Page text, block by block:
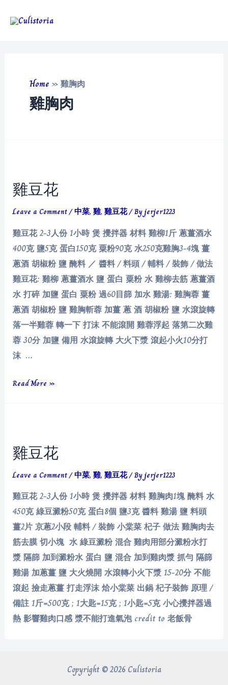
Home »雞胸肉
雞胸肉
雞豆花
Leave a Comment/中菜,雞,雞豆花/ Byjerjer1223
雞豆花 2-3人份 1小時 煲 攪拌器 材料 雞柳1斤 蔥薑酒水
400克 鹽5克 蛋白150克 粟粉90克 水250克雞胸3-4塊 薑
蔥酒 胡椒粉 鹽 醃料 ／ 醬料 / 料頭 / 輔料 / 裝飾 / 做法
雞豆花: 雞柳 蔥薑酒水 鹽 蛋白 粟粉 水 雞柳去筋 蔥薑酒
水 打碎 加鹽 蛋白 粟粉 過60目篩 加水 雞湯: 雞胸蓉 薑
蔥酒 胡椒粉 鹽 雞胸斬蓉 加薑 蔥 酒 胡椒粉 鹽 水滾旋轉
落一半雞蓉 轉一下 打沫 不能滾開 雞蓉浮起 落第二次雞
蓉 30分 加鹽 備用 水滾旋轉 大火下漿 滾起小火10分打
沫 …
雞
Read More »
雞豆花
Leave a Comment/中菜,雞,雞豆花/ Byjerjer1223
雞豆花 2-3人份 1小時 煲 攪拌器 材料 雞胸肉1塊 醃料 水
450克 綠豆澱粉50克 蛋白8個 鹽3克 醬料 雞湯 鹽 料頭
薑2片 京蔥2小段 輔料 / 裝飾 小棠菜 杞子 做法 雞胸肉去
筋去膜 切小塊 水 綠豆澱粉 混合 雞肉用部分澱粉水打
漿 隔篩 加到澱粉水 蛋白 鹽 混合 加到雞肉漿 抓勻 隔篩
雞湯 加蔥薑 鹽 大火燒開 水滾轉小火下漿 15-20分 不能
滾起 撿走蔥薑 打走浮沫 烚小棠菜 出鍋 杞子裝飾 原理 /
備註 1斤=500克 ; 1大匙=15克 ; 1小匙=5克 小心攪拌器過
熱 影響雞肉口感 漿不能打進氣泡 credit to 老飯骨
Copyright © 2026 Culistoria